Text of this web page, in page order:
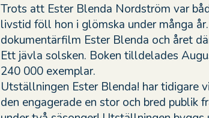
Trots att Ester Blenda Nordström var
livstid föll hon i glömska under många
dokumentärfilm Ester Blenda och året
Ett jävla solsken. Boken tilldelades
240 000 exemplar.
Utställningen Ester Blenda! har tidigare
den engagerade en stor och bred publik